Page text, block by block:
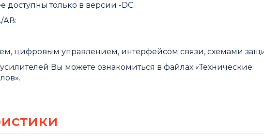
доступны только в версии -DC.
АВ:
цифровым управлением, интерфейсом связи, схемами
Вы можете ознакомиться в файлах «Технические